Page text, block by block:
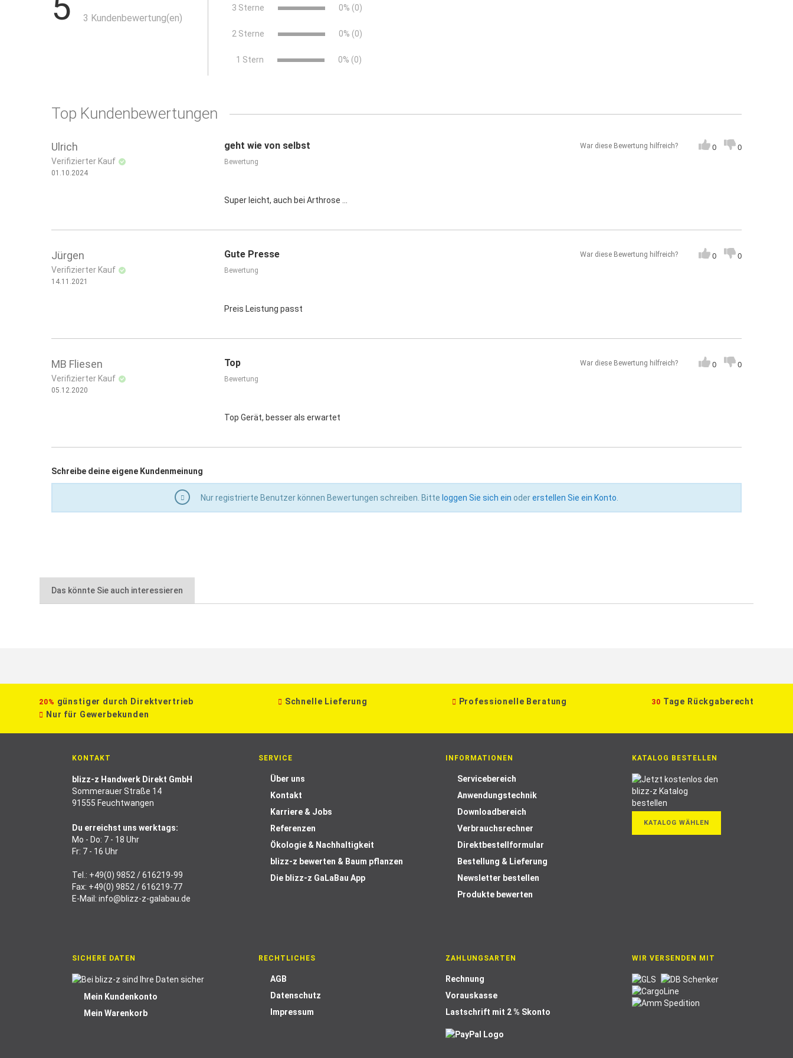
drehbare Schale
mit Leiterhaken
3 Kundenbewertung(en)
3 Sterne 0% (0)
2 Sterne 0% (0)
1 Stern 0% (0)
Top Kundenbewertungen
Ulrich
Verifizierter Kauf
01.10.2024
geht wie von selbst
Bewertung
Super leicht, auch bei Arthrose ...
War diese Bewertung hilfreich? 0 0
Jürgen
Verifizierter Kauf
14.11.2021
Gute Presse
Bewertung
Preis Leistung passt
War diese Bewertung hilfreich? 0 0
MB Fliesen
Verifizierter Kauf
05.12.2020
Top
Bewertung
Top Gerät, besser als erwartet
War diese Bewertung hilfreich? 0 0
Schreibe deine eigene Kundenmeinung
Nur registrierte Benutzer können Bewertungen schreiben. Bitte loggen Sie sich ein odererstellen Sie ein Konto
Das könnte Sie auch interessieren
20% günstiger durch Direktvertrieb Schnelle Lieferung Professionelle Beratung 30 Tage Rückgaberecht
Nur für Gewerbekunden
KONTAKT
blizz-z Handwerk Direkt GmbH
Sommerauer Straße 14
91555 Feuchtwangen
Du erreichst uns werktags:
Mo - Do: 7 - 18 Uhr
Fr: 7 - 16 Uhr
Tel.: +49(0) 9852 / 616219-99
Fax: +49(0) 9852 / 616219-77
E-Mail: info@blizz-z-galabau.de
SERVICE
Über uns
Kontakt
Karriere & Jobs
Referenzen
Ökologie & Nachhaltigkeit
blizz-z bewerten & Baum pflanzen
Die blizz-z GaLaBau App
INFORMATIONEN
Servicebereich
Anwendungstechnik
Downloadbereich
Verbrauchsrechner
Direktbestellformular
Bestellung & Lieferung
Newsletter bestellen
Produkte bewerten
KATALOG BESTELLEN
KATALOG WÄHLEN
SICHERE DATEN
Mein Kundenkonto
Mein Warenkorb
RECHTLICHES
AGB
Datenschutz
Impressum
ZAHLUNGSARTEN
Rechnung
Vorauskasse
Lastschrift mit 2 % Skonto
WIR VERSENDEN MIT